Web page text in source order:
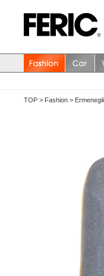
TOP > Fashion >